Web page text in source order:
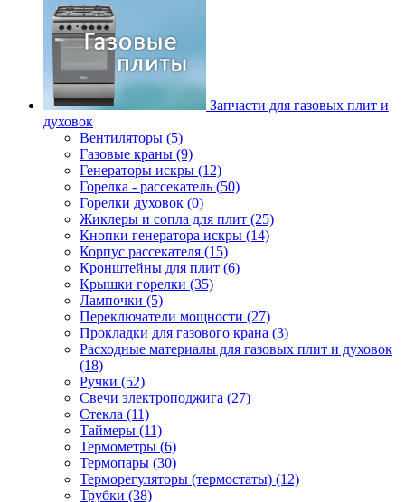
Запчасти для газовых плит и
духовок
Вентиляторы (5)
Газовые краны (9)
Генераторы искры (12)
Горелка - рассекатель (50)
Горелки духовок (0)
Жиклеры и сопла для плит (25)
Кнопки генератора искры (14)
Корпус рассекателя (15)
Кронштейны для плит (6)
Крышки горелки (35)
Лампочки (5)
Переключатели мощности (27)
Прокладки для газового крана (3)
Расходные материалы для газовых плит и духовок
(18)
Ручки (52)
Свечи электроподжига (27)
Стекла (11)
Таймеры (11)
Термометры (6)
Термопары (30)
Терморегуляторы (термостаты) (12)
Трубки (38)